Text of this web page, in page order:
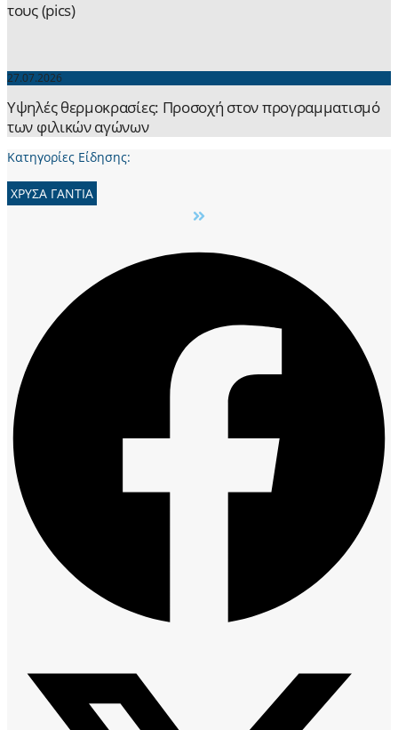
τους (pics)
27.07.2026
Yψηλές θερμοκρασίες: Προσοχή στον προγραμματισμό
των φιλικών αγώνων
Κατηγορίες Είδησης:
ΧΡΥΣΑ ΓΑΝΤΙΑ